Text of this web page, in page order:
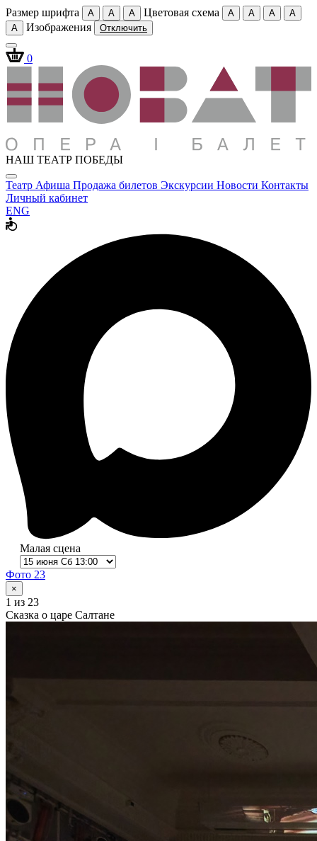
Размер шрифта A A A Цветовая схема A A A
A
A
Изображения Отключить
0
НАШ ТЕАТР ПОБЕДЫ
Театр Афиша Продажа билетов Экскурсии Новости Контакты
Личный кабинет
ENG
Малая сцена
Фото 23
×
1 из 23
Сказка о царе Салтане